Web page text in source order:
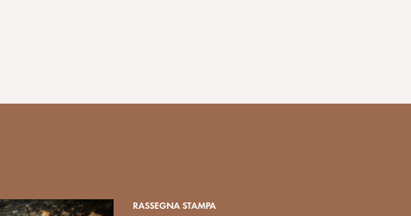
RASSEGNA STAMPA